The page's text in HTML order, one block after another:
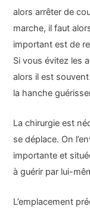
alors arrêter de
marche, il faut
important est de
Si vous évitez les
alors il est
la hanche
La chirurgie est
se déplace. On
importante et
à guérir par lui-
L’emplacement